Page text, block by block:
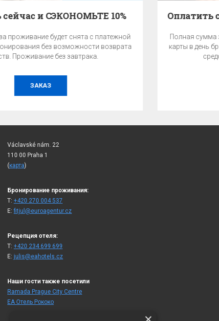
Оплатить сейчас и СЭКОНОМЬТЕ 10% - с завтраком
Полная сумма за проживание будет снята с платежной
карты в день бронирования без возможности возврата
средств. Проживание с завтраком.
Václavské nám. 22
110 00 Praha 1
(карта)
Бронирование проживания:
T: +420 270 004 537
E:fitjul@euroagentur.cz
Рецепция отеля:
T: +420 234 699 699
E: julis@eahotels.cz
Наши гости также посетили
Ramada Prague City Centre
ЕА Отель Рококо